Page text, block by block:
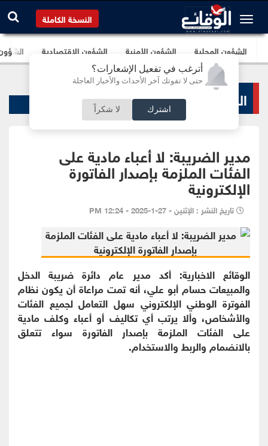
أترغب في تفعيل الإشعارات؟
حتى لا تفوتك آخر الأحداث والأخبار العاجلة
اشترك لا شكراً
النسخة الكاملة
الشؤون المحلية الشؤون الأمنية الشؤون الإقتصادية
الشؤون الإقتصادية
مدير الضريبة: لا أعباء مادية على
الفئات الملزمة بإصدار الفاتورة
الإلكترونية
تاريخ النشر : الإثنين - 27-1-2025 - 12:24 PM
الوقائع الاخبارية: أكد مدير عام دائرة ضريبة الدخل
والمبيعات حسام أبو علي، أنه تمت مراعاة أن يكون نظام
الفوترة الوطني الإلكتروني سهل التعامل لجميع الفئات
والأشخاص، وألا يرتب أي تكاليف أو أعباء وكلف مادية
على الفئات الملزمة بإصدار الفاتورة سواء تتعلق
بالانضمام والربط والاستخدام.